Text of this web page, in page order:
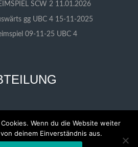
SCW 2 11.01.2026
gg UBC 4 15-11-2025
09-11-25 UBC 4
Wenn du die Website weiter
deinem Einverständnis aus.